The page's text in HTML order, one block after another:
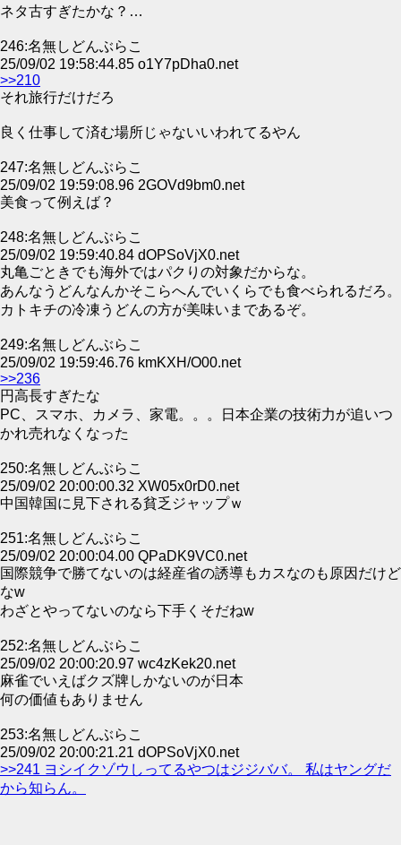
ネタ古すぎたかな？…
246:名無しどんぶらこ
25/09/02 19:58:44.85 o1Y7pDha0.net
>>210
それ旅行だけだろ
良く仕事して済む場所じゃないいわれてるやん
247:名無しどんぶらこ
25/09/02 19:59:08.96 2GOVd9bm0.net
美食って例えば？
248:名無しどんぶらこ
25/09/02 19:59:40.84 dOPSoVjX0.net
丸亀ごときでも海外ではパクりの対象だからな。
あんなうどんなんかそこらへんでいくらでも食べられるだろ。
カトキチの冷凍うどんの方が美味いまであるぞ。
249:名無しどんぶらこ
25/09/02 19:59:46.76 kmKXH/O00.net
>>236
円高長すぎたな
PC、スマホ、カメラ、家電。。。日本企業の技術力が追いつ
かれ売れなくなった
250:名無しどんぶらこ
25/09/02 20:00:00.32 XW05x0rD0.net
中国韓国に見下される貧乏ジャップｗ
251:名無しどんぶらこ
25/09/02 20:00:04.00 QPaDK9VC0.net
国際競争で勝てないのは経産省の誘導もカスなのも原因だけど
なw
わざとやってないのなら下手くそだねw
252:名無しどんぶらこ
25/09/02 20:00:20.97 wc4zKek20.net
麻雀でいえばクズ牌しかないのが日本
何の価値もありません
253:名無しどんぶらこ
25/09/02 20:00:21.21 dOPSoVjX0.net
>>241 ヨシイクゾウしってるやつはジジババ。 私はヤングだ
から知らん。